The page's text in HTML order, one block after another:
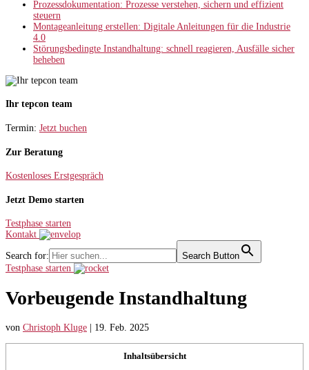
Prozessdokumentation: Prozesse verstehen, sichern und effizient
steuern
Montageanleitung erstellen: Digitale Anleitungen für die Industrie
4.0
Störungsbedingte Instandhaltung: schnell reagieren, Ausfälle sicher
beheben
Ihr tepcon team
Termin: Jetzt buchen
Zur Beratung
Kostenloses Erstgespräch
Jetzt Demo starten
Testphase starten
Kontakt
Search for:
Search Button
Testphase starten
Vorbeugende Instandhaltung
von Christoph Kluge 19. Feb. 2025
Inhaltsübersicht